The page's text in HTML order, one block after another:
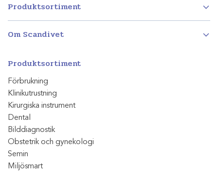
Produktsortiment
Om Scandivet
Produktsortiment
Förbrukning
Klinikutrustning
Kirurgiska instrument
Dental
Bilddiagnostik
Obstetrik och gynekologi
Semin
Miljösmart